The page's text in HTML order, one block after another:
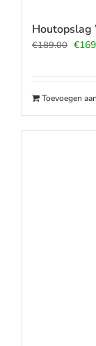
€189.00 €
Toevoegen